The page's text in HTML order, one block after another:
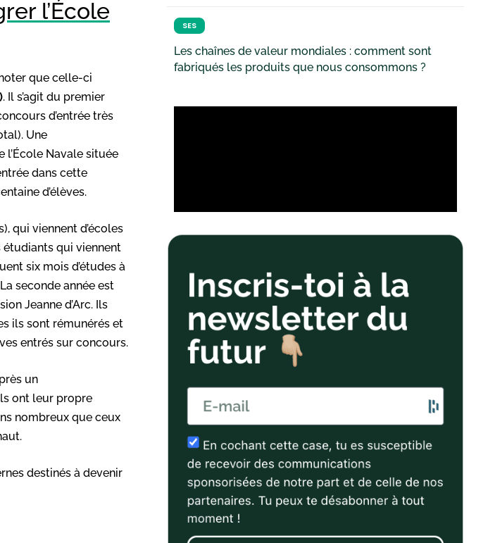
l’École
que celle-ci
. Il s’agit du premier
d’entrée très
Une
l’École Navale située
dans cette
d’élèves.
qui viennent d’écoles
étudiants qui viennent
six mois d’études à
seconde année est
Jeanne d’Arc. Ils
ils sont rémunérés et
entrés sur concours.
un
ont leur propre
nombreux que ceux
destinés à devenir
SES
Les chaînes de valeur mondiales : comment sont
fabriqués les produits que nous consommons ?